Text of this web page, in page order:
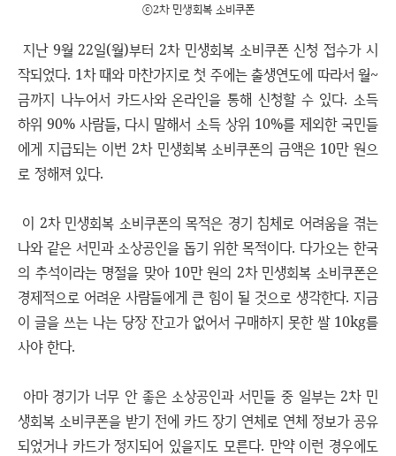
ⓒ2차 민생회복 소비쿠폰
지난 9월 22일(월)부터 2차 민생회복 소비쿠폰 신청 접수가 시
작되었다. 1차 때와 마찬가지로 첫 주에는 출생연도에 따라서 월~
금까지 나누어서 카드사와 온라인을 통해 신청할 수 있다. 소득
하위 90% 사람들, 다시 말해서 소득 상위 10%를 제외한 국민들
에게 지급되는 이번 2차 민생회복 소비쿠폰의 금액은 10만 원으
로 정해져 있다.
이 2차 민생회복 소비쿠폰의 목적은 경기 침체로 어려움을 겪는
나와 같은 서민과 소상공인을 돕기 위한 목적이다. 다가오는 한국
의 추석이라는 명절을 맞아 10만 원의 2차 민생회복 소비쿠폰은
경제적으로 어려운 사람들에게 큰 힘이 될 것으로 생각한다. 지금
이 글을 쓰는 나는 당장 잔고가 없어서 구매하지 못한 쌀 10kg를
사야 한다.
아마 경기가 너무 안 좋은 소상공인과 서민들 중 일부는 2차 민
생회복 소비쿠폰을 받기 전에 카드 장기 연체로 연체 정보가 공유
되었거나 카드가 정지되어 있을지도 모른다. 만약 이런 경우에도